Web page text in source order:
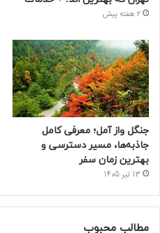
2 هفته پیش
جنگل واز آمل؛ معرفی کامل
جاذبه‌ها، مسیر دسترسی و
بهترین زمان سفر
13 تیر 1405
مطالب محبوب